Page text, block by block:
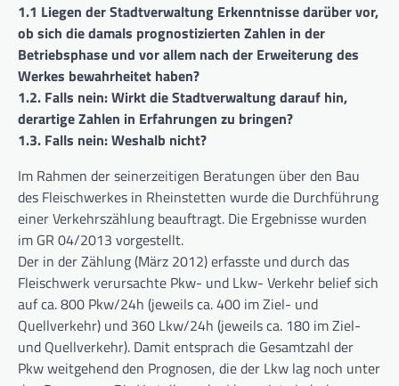
1.1 Liegen der Stadtverwaltung Erkenntnisse darüber vor,
ob sich die damals prognostizierten Zahlen in der
Betriebsphase und vor allem nach der Erweiterung des
Werkes bewahrheitet haben?
1.2. Falls nein: Wirkt die Stadtverwaltung darauf hin,
derartige Zahlen in Erfahrungen zu bringen?
1.3. Falls nein: Weshalb nicht?
Im Rahmen der seinerzeitigen Beratungen über den Bau
des Fleischwerkes in Rheinstetten wurde die Durchführung
einer Verkehrszählung beauftragt. Die Ergebnisse wurden
im GR 04/2013 vorgestellt.
Der in der Zählung (März 2012) erfasste und durch das
Fleischwerk verursachte Pkw- und Lkw- Verkehr belief sich
auf ca. 800 Pkw/24h (jeweils ca. 400 im Ziel- und
Quellverkehr) und 360 Lkw/24h (jeweils ca. 180 im Ziel-
und Quellverkehr). Damit entsprach die Gesamtzahl der
Pkw weitgehend den Prognosen, die der Lkw lag noch unter